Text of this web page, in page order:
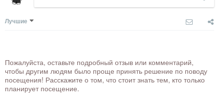
Лучшие
Пожалуйста, оставьте подробный отзыв или комментарий,
чтобы другим людям было проще принять решение по поводу
посещения! Расскажите о том, что стоит знать тем, кто только
планирует посещение.